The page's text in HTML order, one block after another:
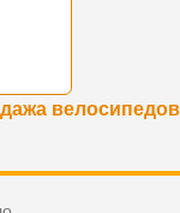
велосипедов